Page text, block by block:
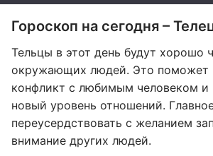
Гороскоп на сегодня –
Тельцы в этот день будут хорошо
окружающих людей. Это поможет
конфликт с любимым человеком и
новый уровень отношений.
переусердствовать с желанием
внимание других людей.